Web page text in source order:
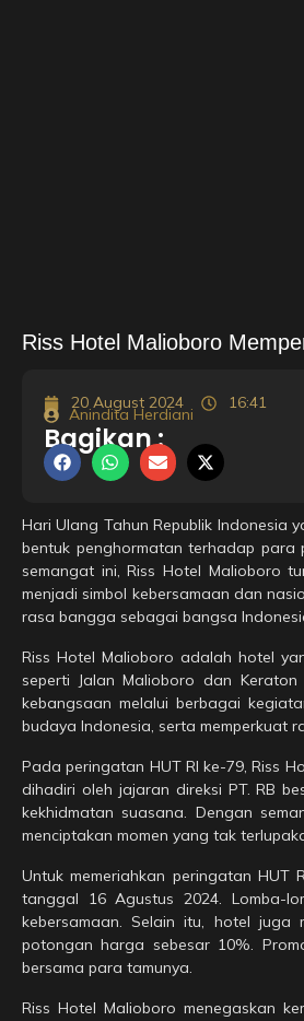
Riss Hotel Malioboro
20 August 2024 16:41
Anindita Herdiani
Bagikan :
Hari Ulang Tahun Republik Indonesia
bentuk penghormatan terhadap
semangat ini, Riss Hotel Malioboro
menjadi simbol kebersamaan dan
rasa bangga sebagai bangsa
Riss Hotel Malioboro adalah hotel
seperti Jalan Malioboro dan
kebangsaan melalui berbagai
budaya Indonesia, serta memperkuat
Pada peringatan HUT RI ke-79, Riss
dihadiri oleh jajaran direksi PT. RB
kekhidmatan suasana. Dengan
menciptakan momen yang tak
Untuk memeriahkan peringatan
tanggal 16 Agustus 2024. Lomba-
kebersamaan. Selain itu, hotel juga
potongan harga sebesar 10%.
bersama para tamunya.
Riss Hotel Malioboro menegaskan